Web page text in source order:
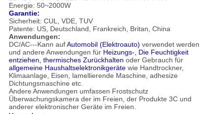
Energie: 50~2000W
Garantie:
Sicherheit: CUL, VDE, TUV
Patente: US, Deutschland, Frankreich, Britan, China
Anwendungen:
DC/AC---Kann aufAutomobil (Elektroauto) verwendet werden
und andere Anwendungen für Heizungs-, Die Feuchtigkeit
entziehen, thermisches Zurückhalten oder Gebrauch für
allgemeine Haushaltselektronikgerätewie Handtrockner,
Klimaanlage, Eisen, lamellierende Maschine, adhesize
Dichtungsmaschine etc.
Andere Anwendungen umfassen Frostschutz
Überwachungskamera der im Freien, der Produkte 3C und
anderer elektronischer Geräte im Freien.